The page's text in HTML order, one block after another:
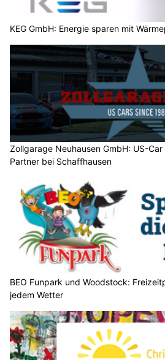
Wetter am Sonntag,
später einzelne Gewitter
02.08.26 VON BELMEDIA REDAKTION
Ein umfangreiches Tiefdrucksystem
Nordmeer hat die Ausläufer einer
gesteuert, und es ist etwas weniger
Die Luftmasse im Alpenraum bleibt
kommenden Tagen labil geschichtet,
ist insbesondere entlang der Alpen
Südwestströmung gelangt am
sukzessive heissere Luft zu unserem
Weiterlesen
Wetter am Donnerstag,
später Schauer möglich
06.08.26 VON BELMEDIA REDAKTION
Die Schweiz liegt auf der Vorderseite
über Schottland. Mit einer
unteren Schichten fliesst aber mit
nordwestlichen Winden allmählich
und trockenere Luft zur